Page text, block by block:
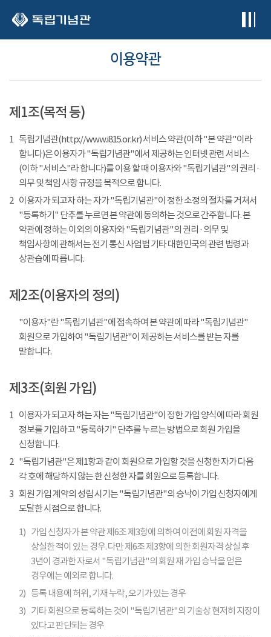
이용약관
제1조(목적 등)
1 독립기념관(http://www.i815.or.kr) 서비스 약관(이하 "본 약관"이라
합니다)은 이용자가 "독립기념관"에서 제공하는 인터넷 관련 서비스
(이하 "서비스"라 합니다)를 이용 할 때 이용자와 "독립기념관"의 권리 ·
의무 및 책임 사항 규정을 목적으로 합니다.
2 이용자가 되고자 하는 자가 "독립기념관"이 정한 소정의 절차를 거쳐서
"등록하기" 단추를 누르면 본 약관에 동의하는 것으로 간주합니다. 본
약관에 정하는 이외의 이용자와 "독립기념관"의 권리 · 의무 및
책임사항에 관해서는 전기 통신 사업법 기타 대한민국의 관련 법령과
상관습에 따릅니다.
제2조(이용자의 정의)
"이용자"란 "독립기념관"에 접속하여 본 약관에 따라 "독립기념관"
회원으로 가입하여 "독립기념관"이 제공하는 서비스를 받는 자를
말합니다.
제3조(회원 가입)
1 이용자가 되고자 하는 자는 "독립기념관"이 정한 가입 양식에 따라 회원
정보를 기입하고 "등록하기" 단추를 누르는 방법으로 회원 가입을
신청합니다.
2 "독립기념관"은 제1항과 같이 회원으로 가입할 것을 신청한 자가 다음
각 호에 해당하지 않는 한 신청한 자를 회원으로 등록합니다.
3 회원 가입 계약의 성립 시기는 "독립기념관"의 승낙이 가입 신청자에게
도달한 시점으로 합니다.
1) 가입 신청자가 본 약관 제6조 제3항에 의하여 이전에 회원 자격을
상실한 적이 있는 경우. 다만 제6조 제3항에 의한 회원자격 상실 후
3년이 경과한 자로서 "독립기념관"의 회원 재 가입 승낙을 얻은
경우에는 예외로 합니다.
2) 등록 내용에 허위, 기재 누락, 오기가 있는 경우
3) 기타 회원으로 등록하는 것이 "독립기념관"의 기술상 현저히 지장이
있다고 판단되는 경우